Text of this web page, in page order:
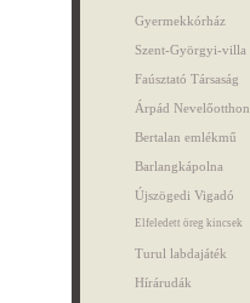
Gyermekkórház
Szent-Györgyi-villa
Faúsztató Társaság
Árpád Nevelőotthon
Bertalan emlékmű
Barlangkápolna
Újszögedi Vigadó
Elfeledett öreg kincsek
Turul labdajáték
Hírárudák